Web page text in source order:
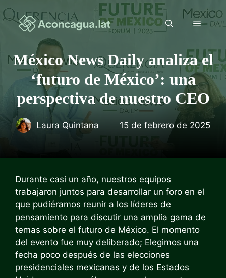
Saltar
al
contenido
Menú
México News Daily analiza el
‘futuro de México’: una
perspectiva de nuestro CEO
Laura Quintana 15 de febrero de 2025
Durante casi un año, nuestros equipos
trabajaron juntos para desarrollar un foro en el
que pudiéramos reunir a los líderes de
pensamiento para discutir una amplia gama de
temas sobre el futuro de México. El momento
del evento fue muy deliberado; Elegimos una
fecha poco después de las elecciones
presidenciales mexicanas y de los Estados